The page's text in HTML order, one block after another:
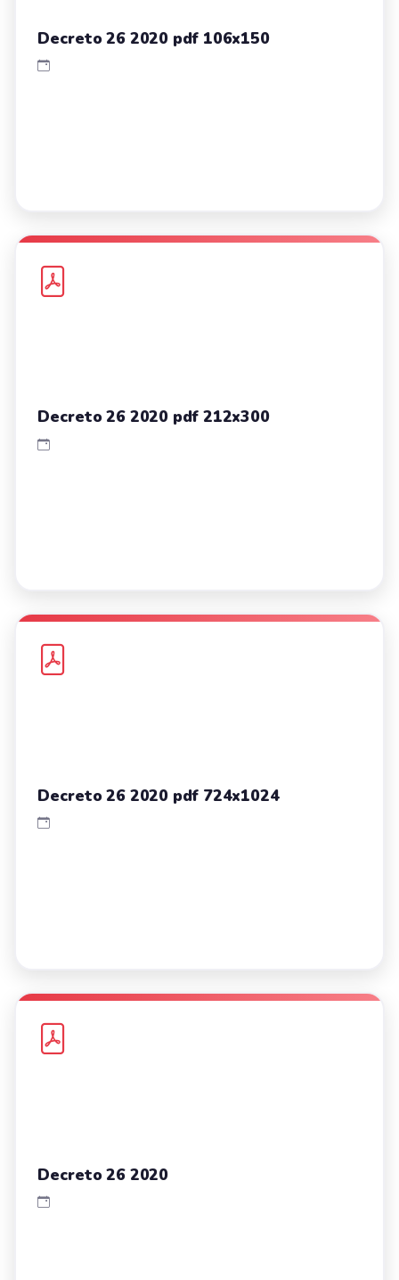
Decreto 26 2020 pdf 106x150
Decreto 26 2020 pdf 212x300
Decreto 26 2020 pdf 724x1024
Decreto 26 2020